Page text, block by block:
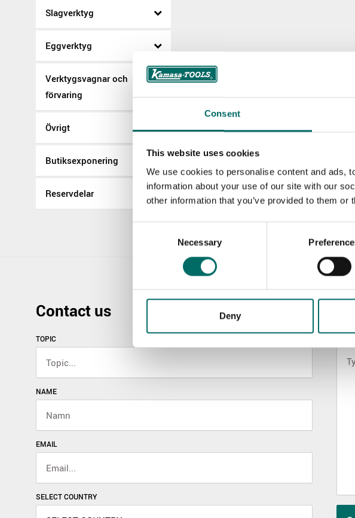
Consent
This website uses cookies
We use cookies to personalise content and ads,
information about your use of our site with our
other information that you’ve provided to them
Necessary
Deny
Slagverktyg
Eggverktyg
Verktygsvagnar och
förvaring
Övrigt
Butiksexponering
Reservdelar
Contact us
TOPIC
NAME
EMAIL
SELECT COUNTRY